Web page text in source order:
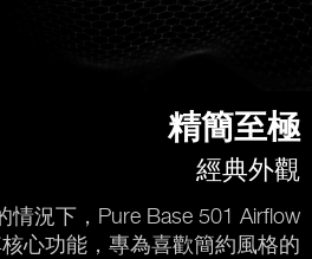
精簡至極
經典外觀
情況下，Pure Base 501 Airflow
心功能，專為喜歡簡約風格的